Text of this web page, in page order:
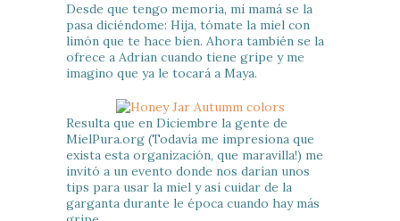
Desde que tengo memoria, mi mamá se la
pasa diciéndome: Hija, tómate la miel con
limón que te hace bien. Ahora también se la
ofrece a Adrian cuando tiene gripe y me
imagino que ya le tocará a Maya.
Resulta que en Diciembre la gente de
MielPura.org (Todavía me impresiona que
exista esta organización, que maravilla!) me
invitó a un evento donde nos darían unos
tips para usar la miel y así cuidar de la
garganta durante le época cuando hay más